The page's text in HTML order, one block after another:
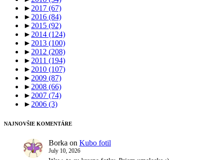
► 2017 (67)
► 2016 (84)
► 2015 (92)
► 2014 (124)
► 2013 (100)
► 2012 (208)
► 2011 (194)
► 2010 (107)
► 2009 (87)
► 2008 (66)
► 2007 (74)
► 2006 (3)
NAJNOVŠIE KOMENTÁRE
Borka on Kubo fotil
July 10, 2026